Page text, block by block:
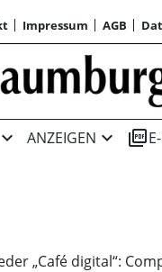
Impressum AGB
expand_more ANZEIGEN expand_more picture_as_pdf
„Café digital“: